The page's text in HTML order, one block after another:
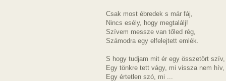
Csak most ébredek s már fáj,
Nincs esély, hogy megtalálj!
Szívem messze van tőled rég,
Számodra egy elfelejtett emlék.
S hogy tudjam mit ér egy összetört szív,
Egy tönkre tett vágy, mi vissza nem hív,
Egy értetlen szó, mi ...